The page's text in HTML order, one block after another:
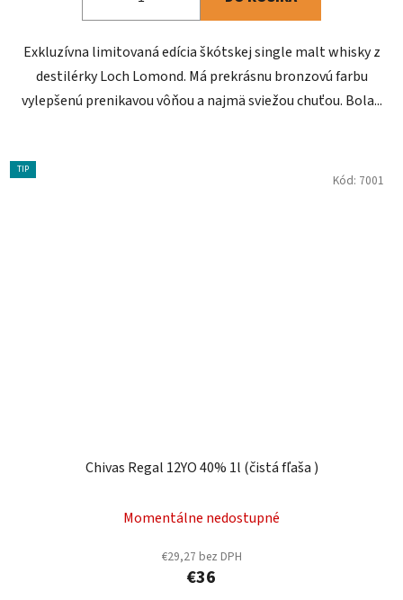
Exkluzívna limitovaná edícia škótskej single malt whisky z
destilérky Loch Lomond. Má prekrásnu bronzovú farbu
vylepšenú prenikavou vôňou a najmä sviežou chuťou. Bola...
TIP
Chivas Regal 12YO 40% 1l (čistá fľaša )
Momentálne nedostupné
€29,27 bez DPH
€36
Kód: 7001